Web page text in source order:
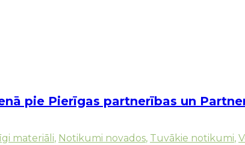
pie Pierīgas partnerības un
materiāli, Notikumi novados, Tuvākie notikumi,